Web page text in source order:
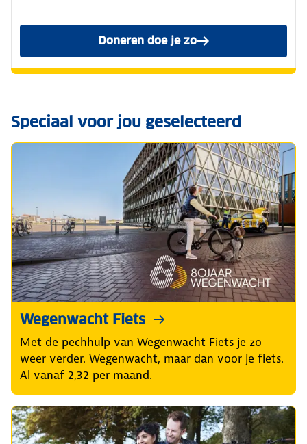
Doneren doe je zo
Speciaal voor jou geselecteerd
Wegenwacht Fiets
Met de pechhulp van Wegenwacht Fiets je zo
weer verder. Wegenwacht, maar dan voor je fiets.
Al vanaf 2,32 per maand.